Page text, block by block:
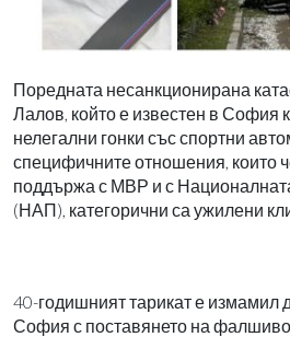
Поредната несанкционирана
Лалов, който е известен в София
нелегални гонки със спортни
специфичните отношения, които
поддържа с МВР и с
(НАП), категорични са ужилени
40-годишният тарикат е измамил
София с поставянето на фалшиво